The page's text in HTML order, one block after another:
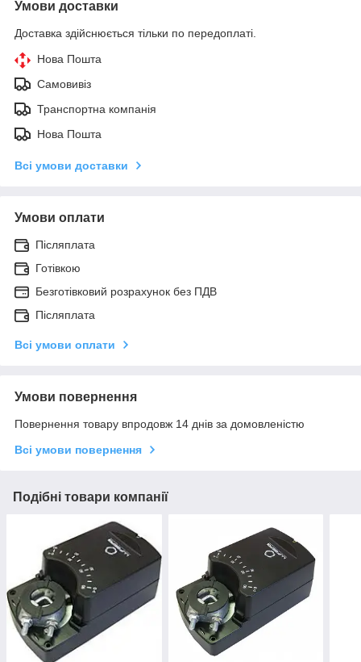
Умови доставки
Доставка здійснюється тільки по передоплаті.
Нова Пошта
Самовивіз
Транспортна компанія
Нова Пошта
Всі умови доставки
Умови оплати
Післяплата
Готівкою
Безготівковий розрахунок без ПДВ
Післяплата
Всі умови оплати
Умови повернення
Повернення товару впродовж 14 днів за домовленістю
Всі умови повернення
Подібні товари компанії